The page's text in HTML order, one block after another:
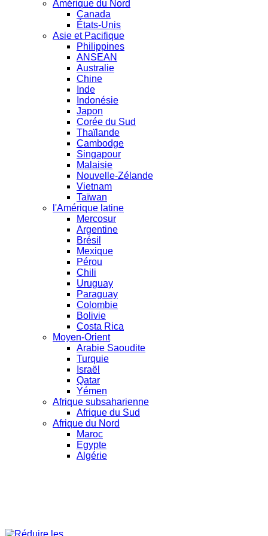
Amérique du Nord
Canada
États-Unis
Asie et Pacifique
Philippines
ANSEAN
Australie
Chine
Inde
Indonésie
Japon
Corée du Sud
Thaïlande
Cambodge
Singapour
Malaisie
Nouvelle-Zélande
Vietnam
Taïwan
l'Amérique latine
Mercosur
Argentine
Brésil
Mexique
Pérou
Chili
Uruguay
Paraguay
Colombie
Bolivie
Costa Rica
Moyen-Orient
Arabie Saoudite
Turquie
Israël
Qatar
Yémen
Afrique subsaharienne
Afrique du Sud
Afrique du Nord
Maroc
Egypte
Algérie